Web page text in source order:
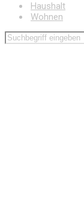
Haushalt
Wohnen